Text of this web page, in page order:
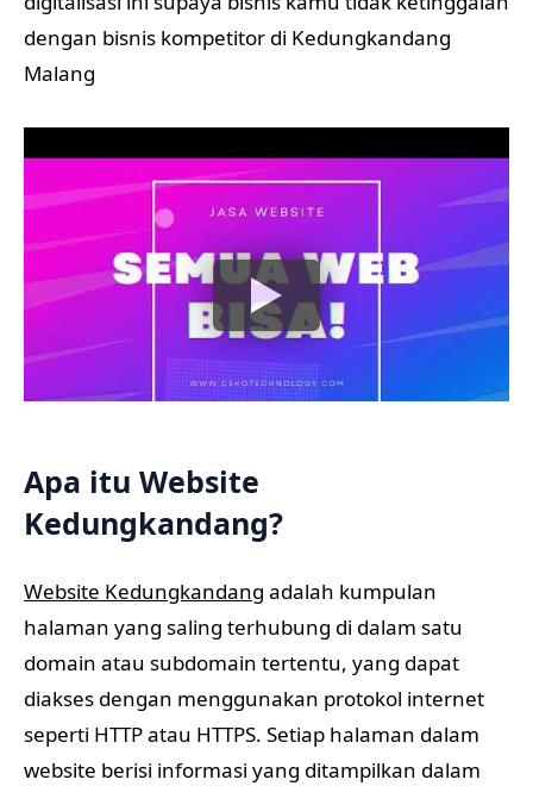
dengan bisnis kompetitor di Kedungkandang
Malang
Apa itu Website
Kedungkandang?
Website Kedungkandang adalah kumpulan
halaman yang saling terhubung di dalam satu
domain atau subdomain tertentu, yang dapat
diakses dengan menggunakan protokol internet
seperti HTTP atau HTTPS. Setiap halaman dalam
website berisi informasi yang ditampilkan dalam